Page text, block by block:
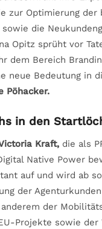
zur Optimierung der
die
Opitz sprüht vor
dem Bereich
neue Bedeutung in
Pöhacker.
in den
Kraft, die als
Native Power
auf und wird ab
der
der
Projekte sowie der